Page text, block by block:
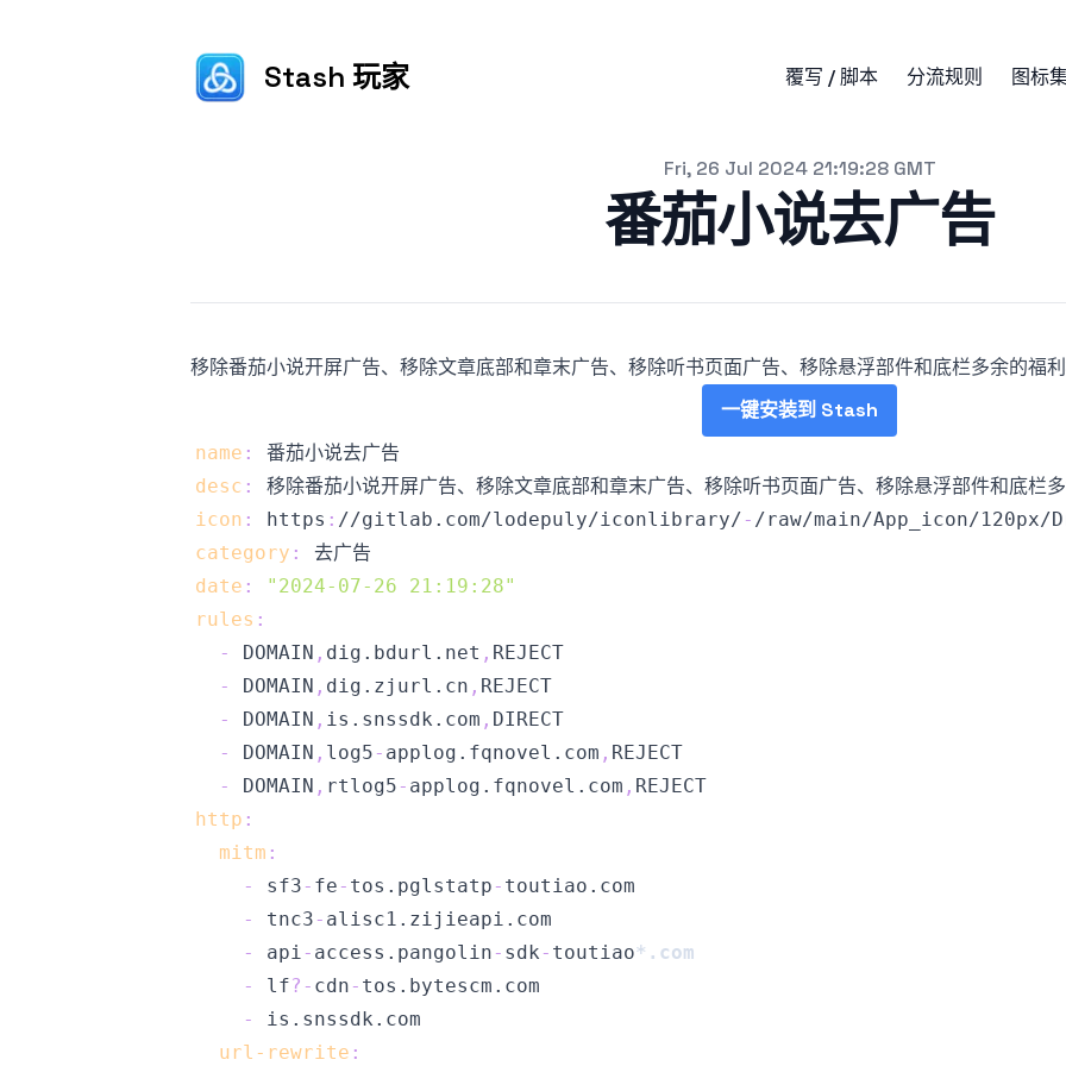
Stash 玩家 覆写 / 脚本 分流规则 图标
Fri, 26 Jul 2024 21:19:28 GMT
番茄小说去广告
移除番茄小说开屏广告、移除文章底部和章末广告、移除听书页面广告、移除悬浮部件和底栏多余的福利
一键安装到 Stash
name :
desc :
icon : https : //gitlab.com/lodepuly/iconlibrary/-
category :
date :
"2024-07-26 21:19:28"
rules :
-
DOMAIN , dig.bdurl.net ,
-
DOMAIN , dig.zjurl.cn ,
-
DOMAIN , is.snssdk.com ,
-
DOMAIN , log5- applog.fqnovel.com ,
-
DOMAIN , rtlog5- applog.fqnovel.com ,
http :
mitm :
-
sf3- fe- tos.pglstatp-
-
tnc3-
-
api- access.pangolin- sdk- toutiao*.com
-
lf? - cdn-
-
url-rewrite :